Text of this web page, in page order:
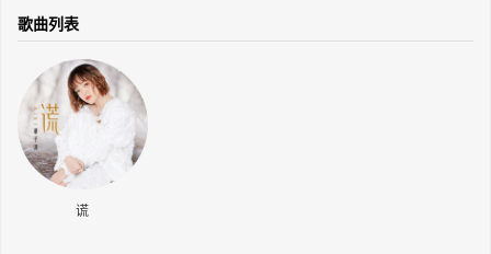
歌曲列表
谎